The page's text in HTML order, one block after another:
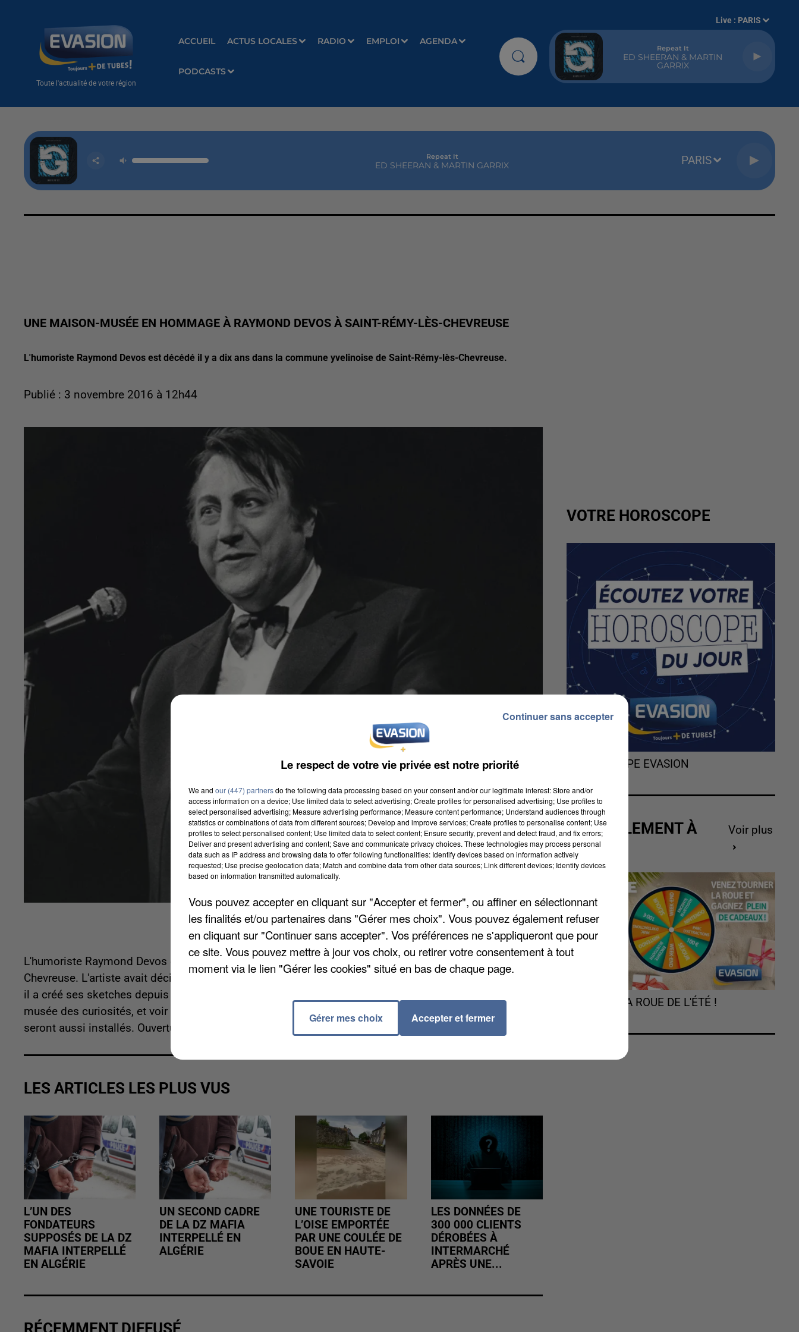
Toute l'actualité de votre région
ACCUEIL ACTUS LOCALES RADIO EMPLOI AGENDA
PODCASTS
Live : PARIS
Repeat It
ED SHEERAN & MARTIN
GARRIX
Repeat It
ED SHEERAN & MARTIN GARRIX PARIS
UNE MAISON-MUSÉE EN HOMMAGE À RAYMOND DEVOS À SAINT-RÉMY-LÈS-CHEVREUSE
L'humoriste Raymond Devos est décédé il y a dix ans dans la commune yvelinoise de Saint-Rémy-lès-Chevreuse.
Publié : 3 novembre 2016 à 12h44
L'humoriste Raymond Devos est décédé il y a dix ans dans la commune yvelinoise de Saint-Rémy-lès-
Chevreuse. L'artiste avait décidé avant sa disparition d'ouvrir un musée au sein même de sa maison, où
il a créé ses sketches depuis 1963. A partir du 15 novembre 2016, on pourra visiter son bureau et son
musée des curiosités, et voir les objets utilisés lors de ses spectacles. Des éléments vidéos et audios
seront aussi installés. Ouverture prévue du musée lundi prochain.
LES ARTICLES LES PLUS VUS
L’UN DES
FONDATEURS
SUPPOSÉS DE LA DZ
MAFIA INTERPELLÉ
EN ALGÉRIE
UN SECOND CADRE
DE LA DZ MAFIA
INTERPELLÉ EN
ALGÉRIE
UNE TOURISTE DE
L’OISE EMPORTÉE
PAR UNE COULÉE DE
BOUE EN HAUTE-
SAVOIE
LES DONNÉES DE
300 000 CLIENTS
DÉROBÉES À
INTERMARCHÉ
APRÈS UNE...
RÉCEMMENT DIFFUSÉ
VOTRE HOROSCOPE
L'HOROSCOPE EVASION
ACTUELLEMENT À
GAGNER
Voir plus
TOURNEZ LA ROUE DE L'ÉTÉ !
Le respect de votre vie privée est notre priorité
We and our (447) partnersdo the following data processing based on your consent and/or our legitimate interest: Store and/or
access information on a device; Use limited data to select advertising; Create profiles for personalised advertising; Use profiles to
select personalised advertising; Measure advertising performance; Measure content performance; Understand audiences through
statistics or combinations of data from different sources; Develop and improve services; Create profiles to personalise content; Use
profiles to select personalised content; Use limited data to select content; Ensure security, prevent and detect fraud, and fix errors;
Deliver and present advertising and content; Save and communicate privacy choices. These technologies may process personal
data such as IP address and browsing data to offer following functionalities: Identify devices based on information actively
requested; Use precise geolocation data; Match and combine data from other data sources; Link different devices; Identify devices
based on information transmitted automatically.
Vous pouvez accepter en cliquant sur "Accepter et fermer", ou affiner en sélectionnant
les finalités et/ou partenaires dans "Gérer mes choix". Vous pouvez également refuser
en cliquant sur "Continuer sans accepter". Vos préférences ne s'appliqueront que pour
ce site. Vous pouvez mettre à jour vos choix, ou retirer votre consentement à tout
moment via le lien "Gérer les cookies" situé en bas de chaque page.
Gérer mes choix Accepter et fermer
Continuer sans accepter